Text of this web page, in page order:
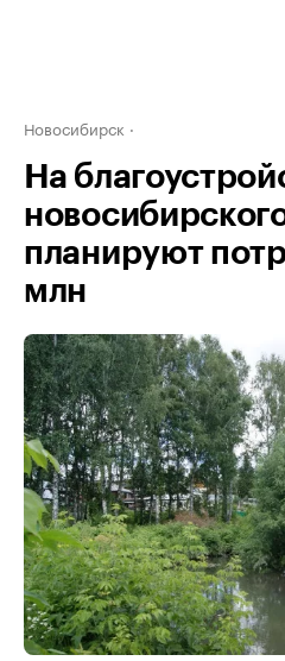
Новосибирск
На
планируют
млн